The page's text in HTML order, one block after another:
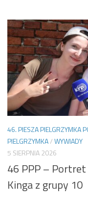
46. PIESZA PIELGRZYMKA
PIELGRZYMKA/WYWIADY
5 SIERPNIA 2026
46 PPP –
Kinga z grupy 10